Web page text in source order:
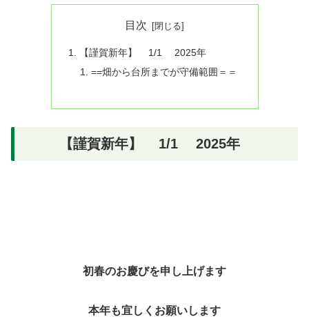
目次
【謹賀新年】 1/1 2025年
==畑から台所までが守備範囲＝＝
【謹賀新年】 1/1 2025年
初春のお慶びを申し上げます
本年も宜しくお願いします